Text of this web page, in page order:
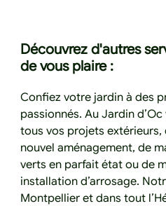
Découvrez d'autres
de vous plaire :
Confiez votre jardin à des
passionnés. Au Jardin
tous vos projets extérieurs,
nouvel aménagement, de
verts en parfait état ou de
installation d’arrosage.
Montpellier et dans tout